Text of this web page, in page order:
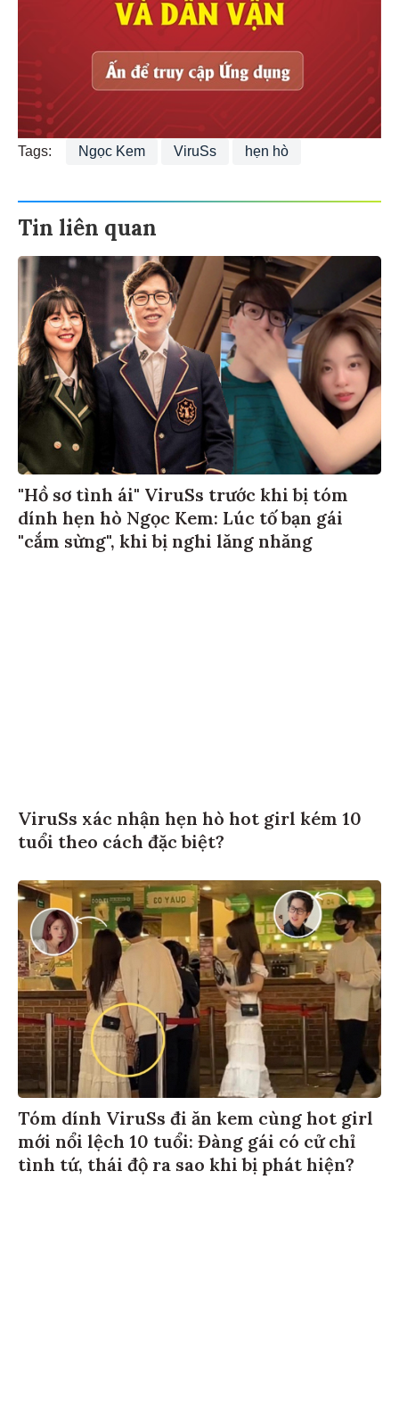
Tags: Ngọc Kem ViruSs hẹn hò
Tin liên quan
"Hồ sơ tình ái" ViruSs trước khi bị tóm
dính hẹn hò Ngọc Kem: Lúc tố bạn gái
"cắm sừng", khi bị nghi lăng nhăng
ViruSs xác nhận hẹn hò hot girl kém 10
tuổi theo cách đặc biệt?
Tóm dính ViruSs đi ăn kem cùng hot girl
mới nổi lệch 10 tuổi: Đàng gái có cử chỉ
tình tứ, thái độ ra sao khi bị phát hiện?